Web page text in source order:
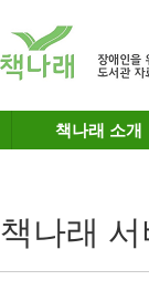
책나래 소개
책나래